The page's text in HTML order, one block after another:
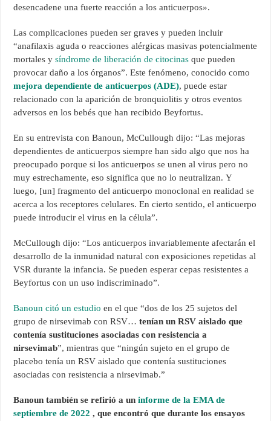
desencadene una fuerte reacción a los anticuerpos».
Las complicaciones pueden ser graves y pueden incluir
“anafilaxis aguda o reacciones alérgicas masivas potencialmente
mortales ysíndrome de liberación de citocinas que pueden
provocar daño a los órganos”. Este fenómeno, conocido como
mejora dependiente de anticuerpos (ADE), puede estar
relacionado con la aparición de bronquiolitis y otros eventos
adversos en los bebés que han recibido Beyfortus.
En su entrevista con Banoun, McCullough dijo: “Las mejoras
dependientes de anticuerpos siempre han sido algo que nos ha
preocupado porque si los anticuerpos se unen al virus pero no
muy estrechamente, eso significa que no lo neutralizan. Y
luego, [un] fragmento del anticuerpo monoclonal en realidad se
acerca a los receptores celulares. En cierto sentido, el anticuerpo
puede introducir el virus en la célula”.
McCullough dijo: “Los anticuerpos invariablemente afectarán el
desarrollo de la inmunidad natural con exposiciones repetidas al
VSR durante la infancia. Se pueden esperar cepas resistentes a
Beyfortus con un uso indiscriminado”.
Banoun citó un estudio en el que “dos de los 25 sujetos del
grupo de nirsevimab con RSV…tenían unRSV aislado que
contenía sustituciones asociadas con resistencia a
nirsevimab”, mientras que “ningún sujeto en el grupo de
placebo tenía un RSV aislado que contenía sustituciones
asociadas con resistencia a nirsevimab.”
Banoun también se refirió a uninforme de la EMA de
septiembre de 2022 , que encontró que durante los ensayos